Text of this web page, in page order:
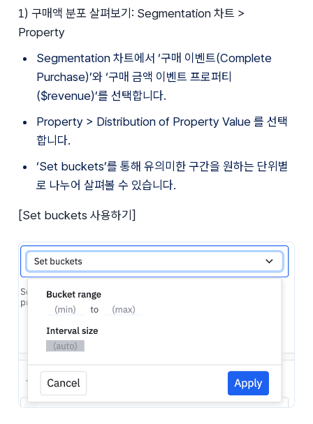
1) 구매액 분포 살펴보기: Segmentation 차트 >
Property
Segmentation 차트에서 ‘구매 이벤트(Complete
Purchase)’와 ‘구매 금액 이벤트 프로퍼티
($revenue)’를 선택합니다.
Property > Distribution of Property Value 를 선택
합니다.
‘Set buckets’를 통해 유의미한 구간을 원하는 단위별
로 나누어 살펴볼 수 있습니다.
[Set buckets 사용하기]